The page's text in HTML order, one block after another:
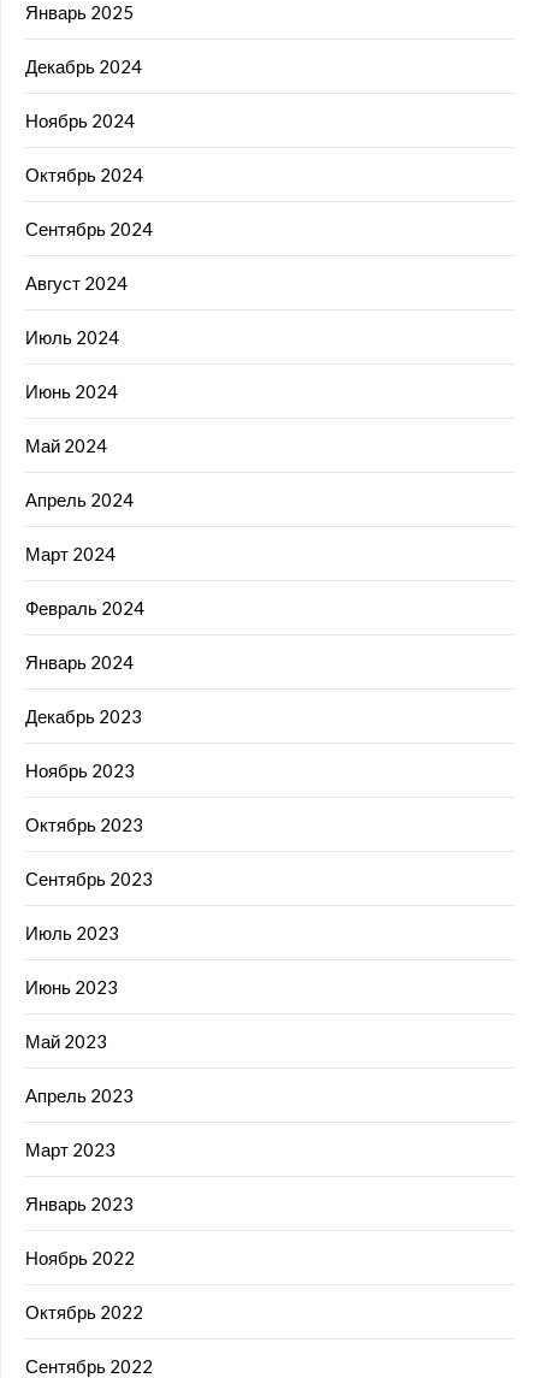
Январь 2025
Декабрь 2024
Ноябрь 2024
Октябрь 2024
Сентябрь 2024
Август 2024
Июль 2024
Июнь 2024
Май 2024
Апрель 2024
Март 2024
Февраль 2024
Январь 2024
Декабрь 2023
Ноябрь 2023
Октябрь 2023
Сентябрь 2023
Июль 2023
Июнь 2023
Май 2023
Апрель 2023
Март 2023
Январь 2023
Ноябрь 2022
Октябрь 2022
Сентябрь 2022